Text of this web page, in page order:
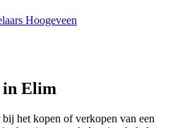
Hoogeveen
in Elim
het kopen of verkopen van een